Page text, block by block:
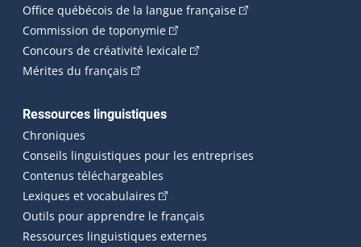
Office québécois de la langue française(Cet hyperlien
Commission de toponymie(Cet hyperlien externe s'ouvrira
Concours de créativité lexicale(Cet hyperlien externe
Mérites du français (Cet hyperlien externe s'ouvrira dans une
Ressources linguistiques
Chroniques
Conseils linguistiques pour les entreprises
Contenus téléchargeables
Lexiques et vocabulaires (Cet hyperlien externe s'ouvrira
Outils pour apprendre le français
Ressources linguistiques externes